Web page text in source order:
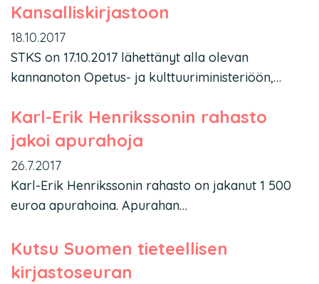
Kansalliskirjastoon
18.10.2017
STKS on 17.10.2017 lähettänyt alla olevan
kannanoton Opetus- ja kulttuuriministeriöön,…
Karl-Erik Henrikssonin rahasto
jakoi apurahoja
26.7.2017
Karl-Erik Henrikssonin rahasto on jakanut 1 500
euroa apurahoina. Apurahan…
Kutsu Suomen tieteellisen
kirjastoseuran